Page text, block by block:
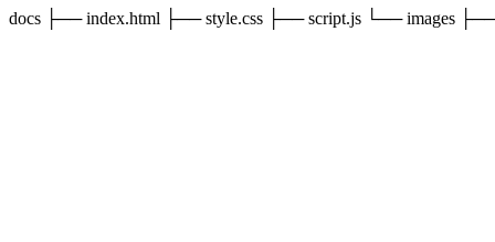
docs ├── index.html ├── style.css ├── script.js └── images